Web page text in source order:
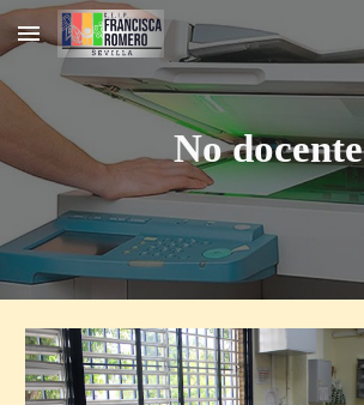
Skip to main content
No docente